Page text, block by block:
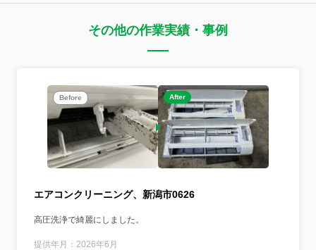
その他の作業実績・事例
Before After
エアコンクリーニング、新潟市0626
高圧洗浄で綺麗にしました。
提供年月：2026年6月